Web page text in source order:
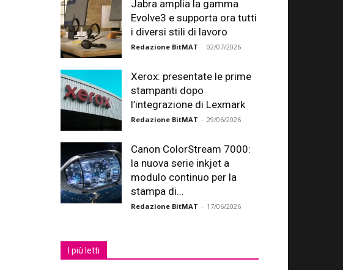
Jabra amplia la gamma
Evolve3 e supporta ora tutti
i diversi stili di lavoro
Redazione BitMAT - 02/07/2026
Xerox: presentate le prime
stampanti dopo
l’integrazione di Lexmark
Redazione BitMAT - 29/06/2026
Canon ColorStream 7000:
la nuova serie inkjet a
modulo continuo per la
stampa di...
Redazione BitMAT - 17/06/2026
I più letti